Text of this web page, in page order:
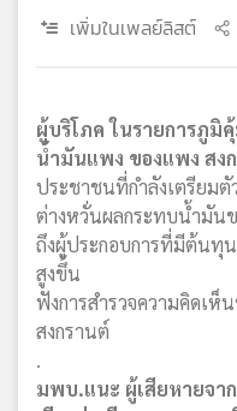
เพิ่มในเพลย์ลิสต์
หลาก
ผู้บริโภค ในรายการภูมิ
น้ำมันแพง ของแพง สง
ประชาชนที่กำลังเตรียมตั
ต่างหวั่นผลกระทบน้ำมัน
ถึงผู้ประกอบการที่มีต้นทุ
สูงขึ้น
ฟังการสำรวจความคิดเห็
สงกรานต์
.
มพบ.แนะ ผู้เสียหายจา